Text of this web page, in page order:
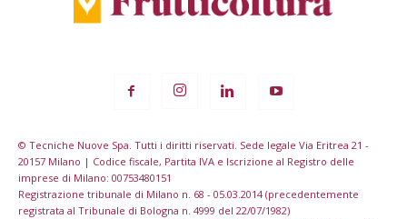
© Tecniche Nuove Spa. Tutti i diritti riservati. Sede legale Via Eritrea 21 -
20157 Milano | Codice fiscale, Partita IVA e Iscrizione al Registro delle
imprese di Milano: 00753480151
Registrazione tribunale di Milano n. 68 - 05.03.2014 (precedentemente
registrata al Tribunale di Bologna n. 4999 del 22/07/1982)